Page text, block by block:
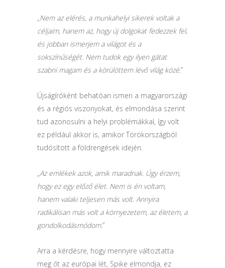
„Nem az elérés, a munkahelyi sikerek voltak a
céljaim, hanem az, hogy új dolgokat fedezzek fel,
és jobban ismerjem a világot és a
sokszínűségét. Nem tudok egy ilyen gátat
szabni magam és a körülöttem lévő világ közé.”
Újságíróként behatóan ismeri a magyarországi
és a régiós viszonyokat, és elmondása szerint
tud azonosulni a helyi problémákkal, így volt
ez például akkor is, amikor Törökországból
tudósított a földrengések idején.
„Az emlékek azok, amik maradnak. Úgy érzem,
hogy ez egy előző élet. Nem is én voltam,
hanem valaki teljesen más volt. Annyira
radikálisan más volt a környezetem, az életem, a
gondolkodásmódom.”
Arra a kérdésre, hogy mennyire változtatta
meg őt az európai lét, Spike elmondja, ez